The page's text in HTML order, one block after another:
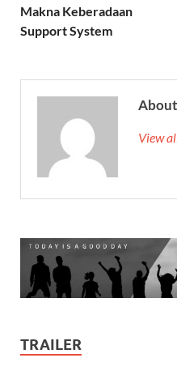
Makna Keberadaan
Support System
View
TRAILER